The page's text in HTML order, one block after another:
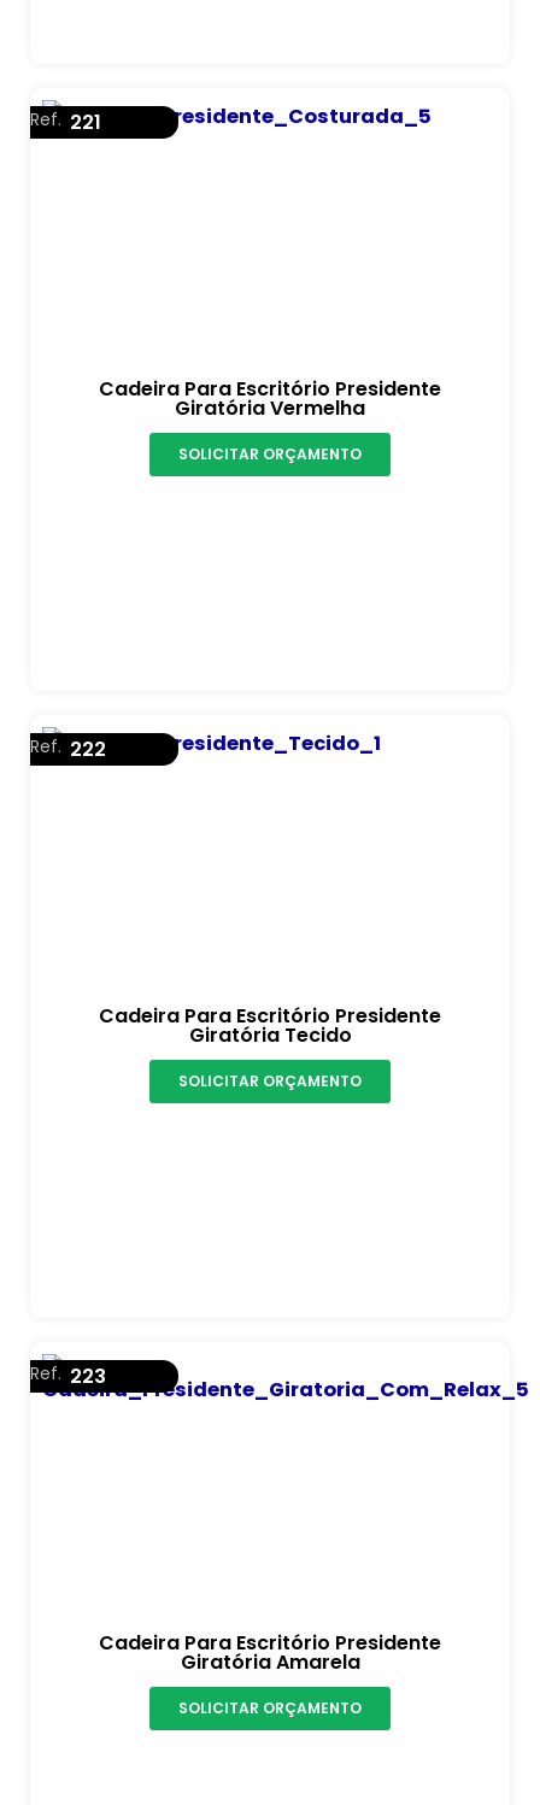
Cadeira Para Escritório Presidente
Giratória Vermelha
Ref. 221
SOLICITAR ORÇAMENTO
Cadeira Para Escritório Presidente
Giratória Tecido
Ref. 222
SOLICITAR ORÇAMENTO
Cadeira Para Escritório Presidente
Giratória Amarela
Ref. 223
SOLICITAR ORÇAMENTO